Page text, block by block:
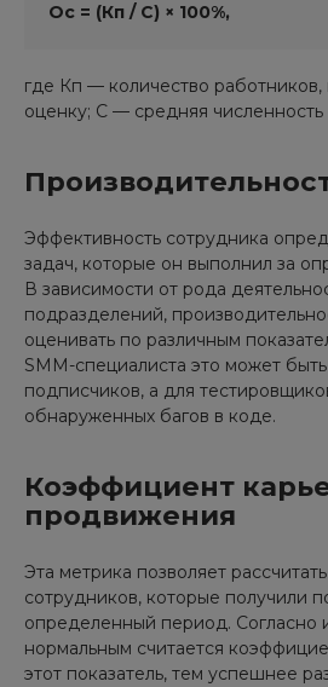
Ос = (Кп / С) × 100%,
где Кп — количество
оценку; С — средняя численность
Эффективность сотрудника
задач, которые он выполнил за
В зависимости от рода
подразделений,
оценивать по различным
SMM-специалиста это может
подписчиков, а для
обнаруженных багов в коде.
Коэффициент
продвижения
Эта метрика позволяет
сотрудников, которые получили
определенный период. Согласно
нормальным считается
этот показатель, тем успешнее